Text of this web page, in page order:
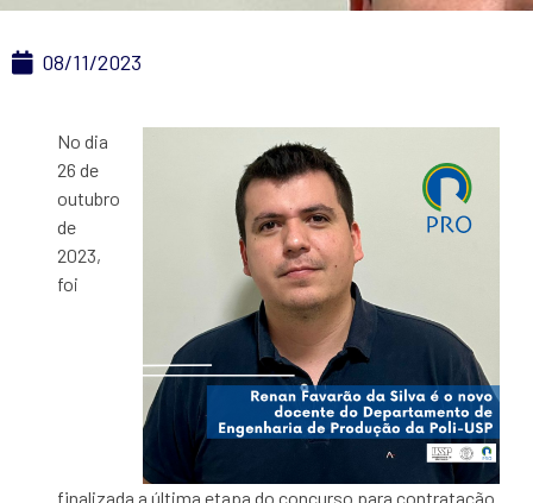
08/11/2023
No dia
26 de
outubro
de
2023,
foi
finalizada a última etapa do concurso para contratação